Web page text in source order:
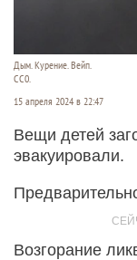
Дым. Курение. Вейп.
СС0.
15 апреля 2024 в 22:47
Вещи детей
эвакуировали.
Возгорание